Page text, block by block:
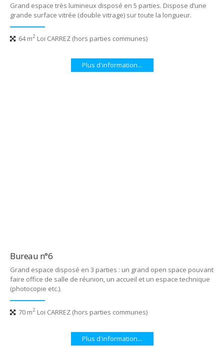
Grand espace très lumineux disposé en 5 parties. Dispose d’une
grande surface vitrée (double vitrage) sur toute la longueur.
64 m2 Loi CARREZ (hors parties communes)
Plus d'information...
Bureau n°6
Grand espace disposé en 3 parties : un grand open space pouvant
faire office de salle de réunion, un accueil et un espace technique
(photocopie etc.).
70 m2 Loi CARREZ (hors parties communes)
Plus d'information...